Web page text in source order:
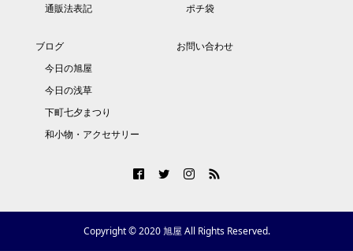
通販法表記
ポチ袋
ブログ
今日の旭屋
今日の浅草
下町七夕まつり
和小物・アクセサリー
お問い合わせ
Copyright © 2020 旭屋 All Rights Reserved.